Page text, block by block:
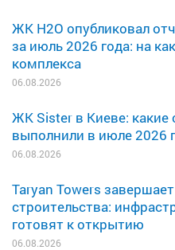
ЖК H2O опубликовал
за июль 2026 года: на
комплекса
06.08.2026
ЖК Sister в Киеве: какие
выполнили в июле 2026
06.08.2026
Taryan Towers
строительства:
готовят к открытию
06.08.2026